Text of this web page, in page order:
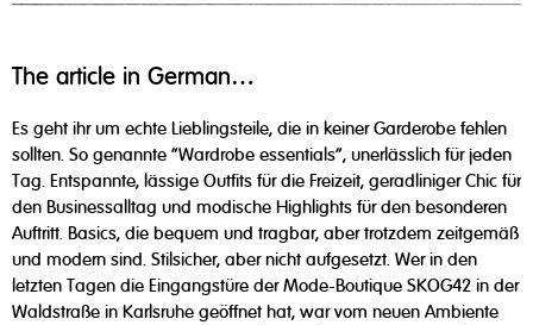
The article in German…
Es geht ihr um echte Lieblingsteile, die in keiner Garderobe fehlen
sollten. So genannte "Wardrobe essentials", unerlässlich für jeden
Tag. Entspannte, lässige Outfits für die Freizeit, geradliniger Chic für
den Businessalltag und modische Highlights für den besonderen
Auftritt. Basics, die bequem und tragbar, aber trotzdem zeitgemäß
und modern sind. Stilsicher, aber nicht aufgesetzt. Wer in den
letzten Tagen die Eingangstüre der Mode-Boutique SKOG42 in der
Waldstraße in Karlsruhe geöffnet hat, war vom neuen Ambiente